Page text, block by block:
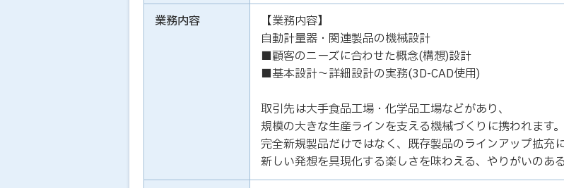
業務内容
【業務内容】
自動計量器・関連製品の機械設計
■顧客のニーズに合わせた概念(構想)設計
■基本設計～詳細設計の実務(3D-CAD使用)
取引先は大手食品工場・化学品工場などがあり、
規模の大きな生産ラインを支える機械づくりに携われます。
完全新規製品だけではなく、既存製品のラインアップ拡充
新しい発想を具現化する楽しさを味わえる、やりがいのある